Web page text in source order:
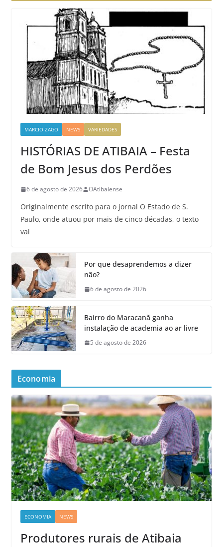
MARCIO ZAGO NEWS VARIEDADES
HISTÓRIAS DE ATIBAIA – Festa
de Bom Jesus dos Perdões
6 de agosto de 2026 OAtibaiense
Originalmente escrito para o jornal O Estado de S.
Paulo, onde atuou por mais de cinco décadas, o texto
vai
Por que desaprendemos a dizer
não?
6 de agosto de 2026
Bairro do Maracanã ganha
instalação de academia ao ar livre
5 de agosto de 2026
Economia
ECONOMIA NEWS
Produtores rurais de Atibaia